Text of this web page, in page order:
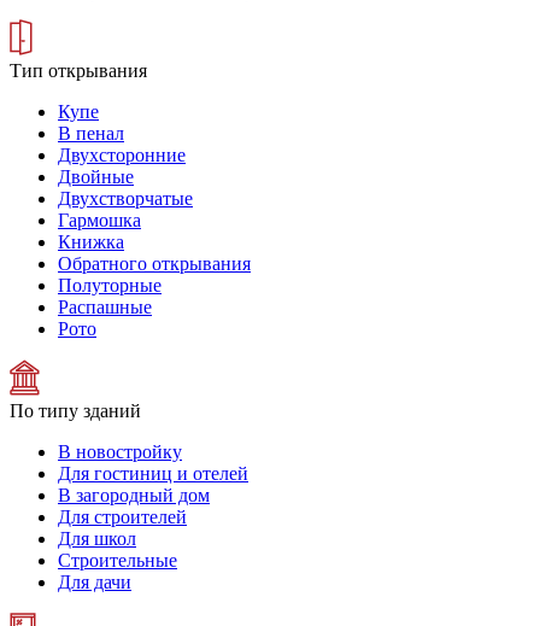
Тип открывания
Купе
В пенал
Двухсторонние
Двойные
Двухстворчатые
Гармошка
Книжка
Обратного открывания
Полуторные
Распашные
Рото
По типу зданий
В новостройку
Для гостиниц и отелей
В загородный дом
Для строителей
Для школ
Строительные
Для дачи